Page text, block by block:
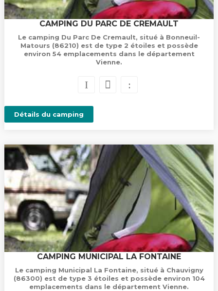
CAMPING DU PARC DE CREMAULT
Le camping Du Parc De Cremault, situé à Bonneuil-
Matours (86210) est de type 2 étoiles et possède
environ 54 emplacements dans le département
Vienne.
Détails du camping
CAMPING MUNICIPAL LA FONTAINE
Le camping Municipal La Fontaine, situé à Chauvigny
(86300) est de type 3 étoiles et possède environ 104
emplacements dans le département Vienne.